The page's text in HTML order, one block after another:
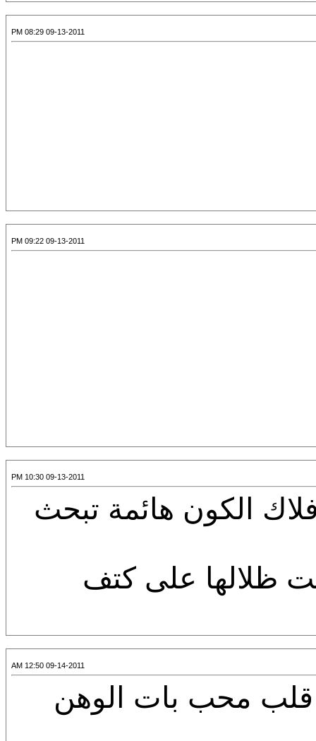
09-13-2011 08:29 PM
09-13-2011 09:22 PM
09-13-2011 10:30 PM
الكون هائمة تبحث
على كتف
09-14-2011 12:50 AM
قلب محب بات الوهن